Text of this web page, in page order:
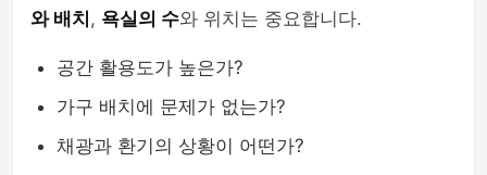
와 배치 , 욕실의 수와 위치는 중요합니다.
공간 활용도가 높은가?
가구 배치에 문제가 없는가?
채광과 환기의 상황이 어떤가?